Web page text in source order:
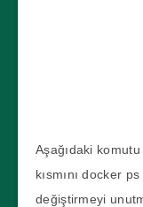
Aşağıdaki
kısmını docker
değiştirmeyi